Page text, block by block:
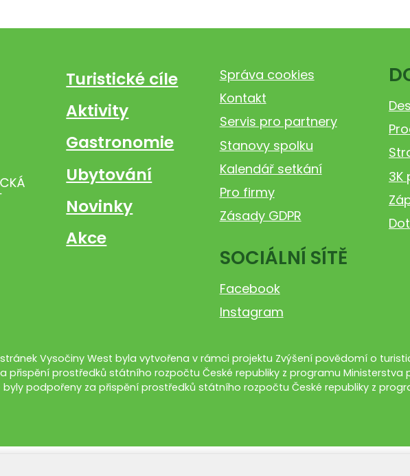
Turistické cíle
Aktivity
Gastronomie
Ubytování
Novinky
Akce
Správa cookies
Kontakt
Servis pro partnery
Stanovy spolku
Kalendář setkání
Pro firmy
Zásady GDPR
SOCIÁLNÍ SÍTĚ
Facebook
Instagram
3K
Vysočiny West byla vytvořena v rámci projektu Zvýšení povědomí o
přispění prostředků státního rozpočtu České republiky z programu Ministerstva
byly podpořeny za přispění prostředků státního rozpočtu České republiky z